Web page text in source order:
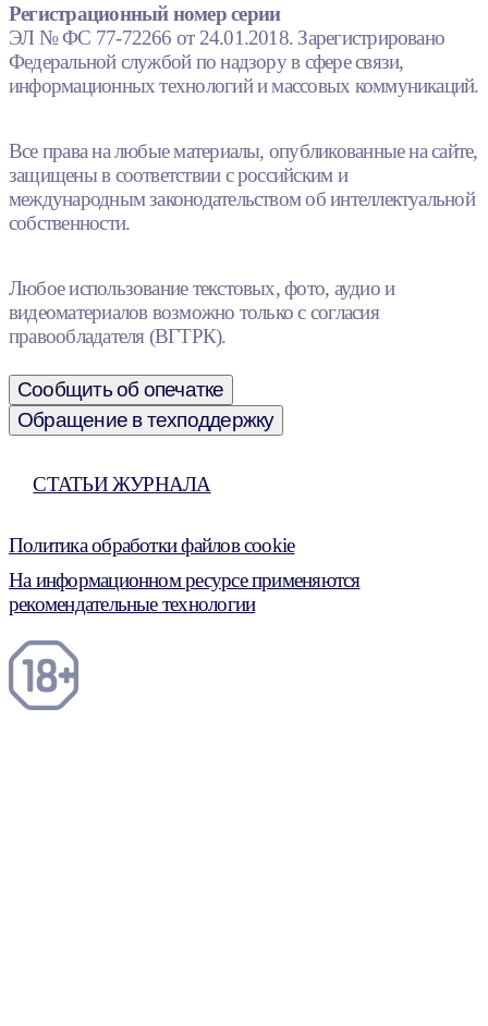
Регистрационный номер серии
ЭЛ № ФС 77-72266 от 24.01.2018. Зарегистрировано
Федеральной службой по надзору в сфере связи,
информационных технологий и массовых коммуникаций.
Все права на любые материалы, опубликованные на сайте,
защищены в соответствии с российским и
международным законодательством об интеллектуальной
собственности.
Любое использование текстовых, фото, аудио и
видеоматериалов возможно только с согласия
правообладателя (ВГТРК).
Сообщить об опечатке
Обращение в техподдержку
СТАТЬИ ЖУРНАЛА
Политика обработки файлов cookie
На информационном ресурсе применяются
рекомендательные технологии